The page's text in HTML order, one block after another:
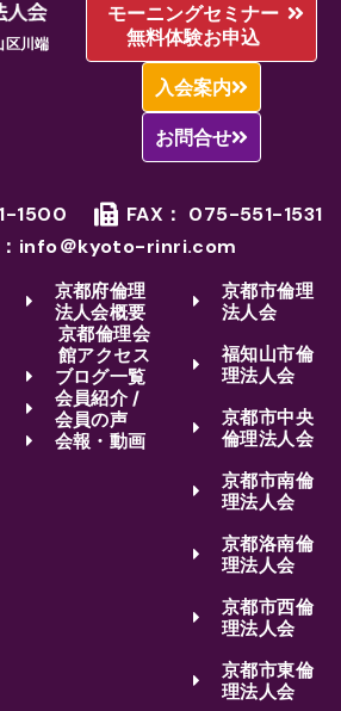
川端
モーニングセミナー
無料体験お申込
入会案内
お問合せ
1500
FAX： 075-551-1531
info＠kyoto-rinri.com
京都府倫理
法人会概要
京都倫理会
館アクセス
ブログ一覧
会員紹介 /
会員の声
会報・動画
京都市倫理
法人会
福知山市倫
理法人会
京都市中央
倫理法人会
京都市南倫
理法人会
京都洛南倫
理法人会
京都市西倫
理法人会
京都市東倫
理法人会